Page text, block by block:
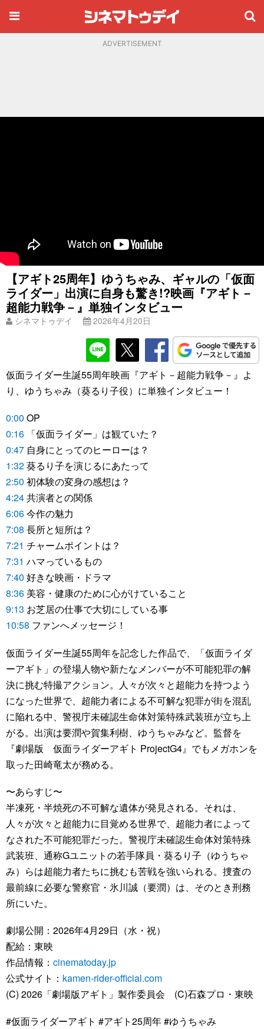
ADVERTISEMENT
【アギト25周年】ゆうちゃみ、ギャルの「仮面
ライダー」出演に自身も驚き!?映画『アギト－
超能力戦争－』単独インタビュー
シネマトゥデイ 2026年4月20日
仮面ライダー生誕55周年映画『アギト－超能力戦争－』よ
り、ゆうちゃみ（葵るり子役）に単独インタビュー！
0:00 OP
0:16 「仮面ライダー」は観ていた？
0:47 自身にとってのヒーローは？
1:32葵るり子を演じるにあたって
2:50 初体験の変身の感想は？
4:24共演者との関係
6:06今作の魅力
7:08 長所と短所は？
7:21 チャームポイントは？
7:31 ハマっているもの
7:40 好きな映画・ドラマ
8:36 美容・健康のために心がけていること
9:13 お芝居の仕事で大切にしている事
10:58 ファンへメッセージ！
仮面ライダー生誕55周年を記念した作品で、「仮面ライダ
ーアギト」の登場人物や新たなメンバーが不可能犯罪の解
決に挑む特撮アクション。人々が次々と超能力を持つよう
になった世界で、超能力者による不可解な犯罪が街を混乱
に陥れる中、警視庁未確認生命体対策特殊武装班が立ち上
がる。出演は要潤や賀集利樹、ゆうちゃみなど。監督を
『劇場版 仮面ライダーアギト ProjectG4』でもメガホンを
取った田崎竜太が務める。
〜あらすじ〜
半凍死・半焼死の不可解な遺体が発見される。それは、
人々が次々と超能力に目覚める世界で、超能力者によって
なされた不可能犯罪だった。警視庁未確認生命体対策特殊
武装班、通称Gユニットの若手隊員・葵るり子（ゆうちゃ
み）らは超能力者たちに挑むも苦戦を強いられる。捜査の
最前線に必要な警察官・氷川誠（要潤）は、そのとき刑務
所にいた。
劇場公開：2026年4月29日（水・祝）
配給：東映
作品情報： cinematoday.jp
公式サイト： kamen-rider-official.com
(C) 2026「劇場版アギト」製作委員会 (C)石森プロ・東映
#仮面ライダーアギト #アギト25周年 #ゆうちゃみ